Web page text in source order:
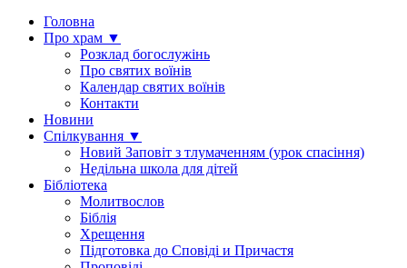
Головна
Про храм ▼
Розклад богослужінь
Про святих воїнів
Календар святих воїнів
Контакти
Новини
Спілкування ▼
Новий Заповіт з тлумаченням (урок спасіння)
Недільна школа для дітей
Бібліотека
Молитвослов
Біблія
Хрещення
Підготовка до Сповіді и Причастя